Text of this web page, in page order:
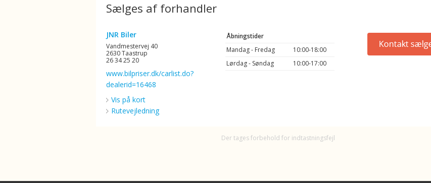
Sælges af forhandler
JNR Biler
Vandmestervej 40
2630 Taastrup
26 34 25 20
www.bilpriser.dk/carlist.do?
dealerid=16468
Vis på kort
Rutevejledning
Åbningstider
Mandag - Fredag
10:00-18:00
Lørdag - Søndag
10:00-17:00
Der tages forbehold for indtastningsfejl